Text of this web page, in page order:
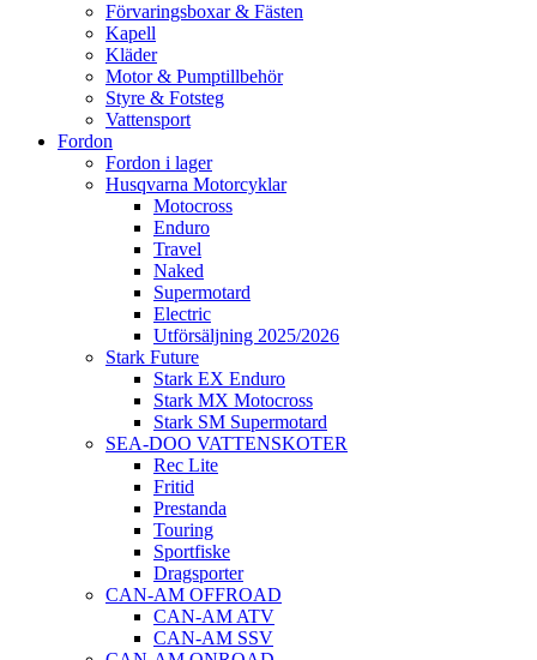
Förvaringsboxar & Fästen
Kapell
Kläder
Motor & Pumptillbehör
Styre & Fotsteg
Vattensport
Fordon
Fordon i lager
Husqvarna Motorcyklar
Motocross
Enduro
Travel
Naked
Supermotard
Electric
Utförsäljning 2025/2026
Stark Future
Stark EX Enduro
Stark MX Motocross
Stark SM Supermotard
SEA-DOO VATTENSKOTER
Rec Lite
Fritid
Prestanda
Touring
Sportfiske
Dragsporter
CAN-AM OFFROAD
CAN-AM ATV
CAN-AM SSV